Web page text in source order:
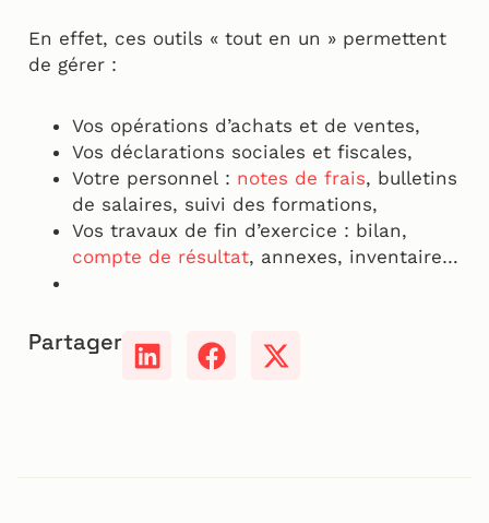
En effet, ces outils « tout en un » permettent
de gérer :
Vos opérations d’achats et de ventes,
Vos déclarations sociales et fiscales,
Votre personnel : notes de frais, bulletins
de salaires, suivi des formations,
Vos travaux de fin d’exercice : bilan,
compte de résultat, annexes, inventaire…
Partager